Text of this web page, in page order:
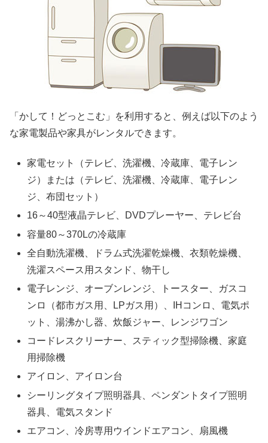
「かして！どっとこむ」を利用すると、例えば以下のよう
な家電製品や家具がレンタルできます。
家電セット（テレビ、洗濯機、冷蔵庫、電子レン
ジ）または（テレビ、洗濯機、冷蔵庫、電子レン
ジ、布団セット）
16～40型液晶テレビ、DVDプレーヤー、テレビ台
容量80～370Lの冷蔵庫
全自動洗濯機、ドラム式洗濯乾燥機、衣類乾燥機、
洗濯スペース用スタンド、物干し
電子レンジ、オーブンレンジ、トースター、ガスコ
ンロ（都市ガス用、LPガス用）、IHコンロ、電気ポ
ット、湯沸かし器、炊飯ジャー、レンジワゴン
コードレスクリーナー、スティック型掃除機、家庭
用掃除機
アイロン、アイロン台
シーリングタイプ照明器具、ペンダントタイプ照明
器具、電気スタンド
エアコン、冷房専用ウインドエアコン、扇風機